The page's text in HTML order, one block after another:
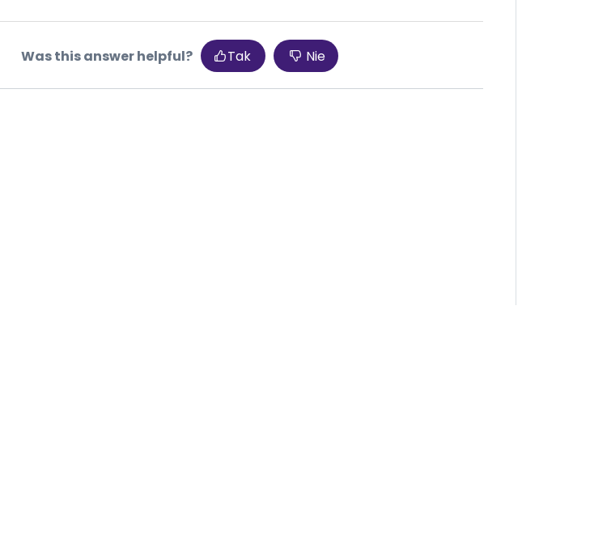
Was this answer helpful? Tak Nie